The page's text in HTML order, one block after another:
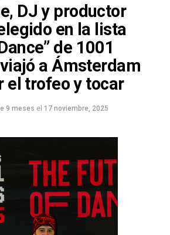
DJ y productor
en la lista
de 1001
a Ámsterdam
el trofeo y tocar
9 meses el 17 noviembre, 2025